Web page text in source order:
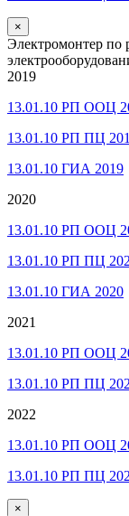
×
Электромонтер
2019
13.01.10 РП ООЦ
13.01.10 РП ПЦ
13.01.10 ГИА 2019
2020
13.01.10 РП ООЦ
13.01.10 РП ПЦ
13.01.10 ГИА 2020
2021
13.01.10 РП ООЦ
13.01.10 РП ПЦ
2022
13.01.10 РП ООЦ
13.01.10 РП ПЦ
×